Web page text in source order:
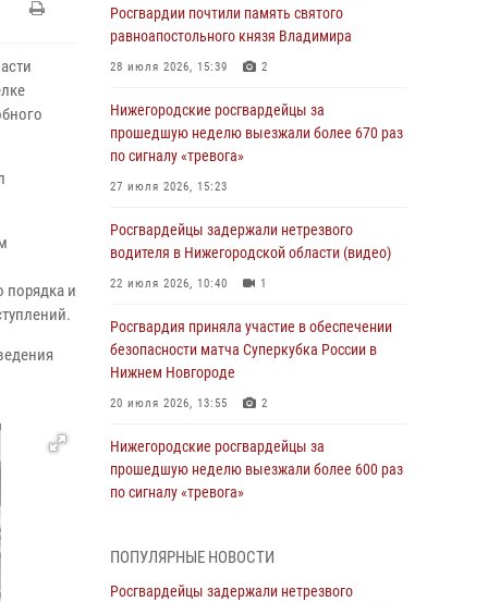
порядка и
Росгвардии почтили память святого
равноапостольного князя Владимира
28 июля 2026, 15:39 2
Нижегородские росгвардейцы за
прошедшую неделю выезжали более 670 раз
по сигналу «тревога»
27 июля 2026, 15:23
Росгвардейцы задержали нетрезвого
водителя в Нижегородской области (видео)
22 июля 2026, 10:40 1
Росгвардия приняла участие в обеспечении
безопасности матча Суперкубка России в
Нижнем Новгороде
20 июля 2026, 13:55 2
Нижегородские росгвардейцы за
прошедшую неделю выезжали более 600 раз
по сигналу «тревога»
В Нижегородской области сотрудники
Росгвардии «по горячим следам» задержали
ПОПУЛЯРНЫЕ НОВОСТИ
Росгвардейцы задержали нетрезвого